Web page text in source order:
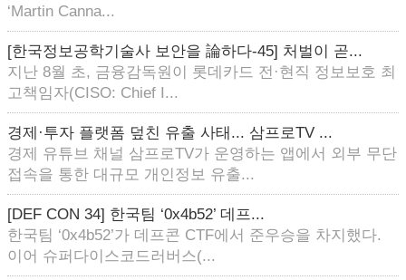
‘Martin Canna...
[한국정보공학기술사 보안을 論하다-45] 처벌이 곧...
지난 8월 초, 금융감독원이 롯데카드 전·현직 정보보호 최
고책임자(CISO: Chief I...
경제·투자 플랫폼 덮친 유출 사태... 삼프로TV ...
경제 유튜브 채널 삼프로TV가 운영하는 앱에서 외부 무단
접속을 통한 대규모 개인정보 유출...
[DEF CON 34] 한국팀 ‘0x4b52’ 데프...
한국팀 ‘0x4b52’가 데프콘 CTF에서 준우승을 차지했다.
이어 슈퍼다이스코드러버스(...